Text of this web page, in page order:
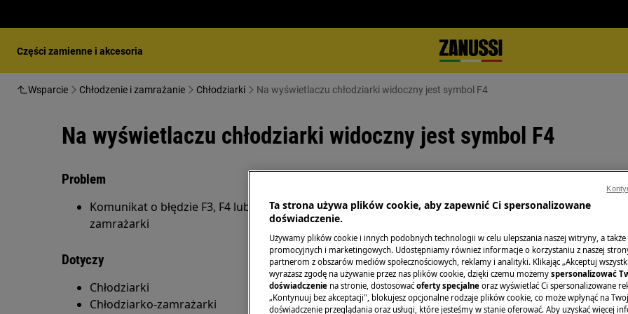
Części zamienne i akcesoria
Wsparcie Chłodzenie i zamrażanie Chłodziarki Na wyświetlaczu chłodziarki widoczny jest symbol F4
Na wyświetlaczu chłodziarki widoczny jest symbol F4
Problem
Komunikat o błędzie F3, F4 lub F5 na wyświetlaczu chłodziarki / chłodziarko-
zamrażarki
Dotyczy
Chłodziarki
Chłodziarko-zamrażarki
Części zamienne i
Znajdź
urządzenia w
zamów je prosto
Do sklepu
Ta strona używa plików cookie, aby zapewnić Ci spersonalizowane
doświadczenie.
Używamy plików cookie i innych podobnych technologii w celu ulepszania naszej witryny, a także
promocyjnych i marketingowych. Udostępniamy również informacje o korzystaniu z naszej
partnerom z obszarów mediów społecznościowych, reklamy i analityki. Klikając „Akceptuj
wyrażasz zgodę na używanie przez nas plików cookie, dzięki czemu możemy spersonalizować
doświadczenie na stronie, dostosować oferty specjalne oraz wyświetlać Ci spersonalizowane
„Kontynuuj bez akceptacji", blokujesz opcjonalne rodzaje plików cookie, co może wpłynąć na
doświadczenie przeglądania oraz usługi, które jesteśmy w stanie oferować. Aby uzyskać więcej